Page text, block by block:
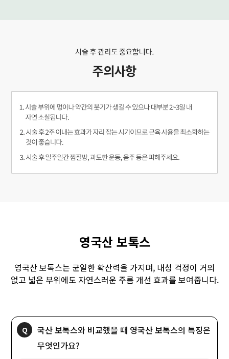
영국산 보톡스
영국산 보톡스는 균일한 확산력을 가지며, 내성 걱정이 거의
없고 넓은 부위에도 자연스러운 주름 개선 효과를 보여줍니다.
국산 보톡스와 비교했을 때 영국산 보톡스의 특징은
무엇인가요?